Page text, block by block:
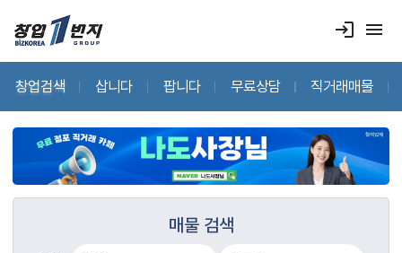
login menu
창업검색 삽니다 팝니다 무료상담 직거래매물
매물 검색